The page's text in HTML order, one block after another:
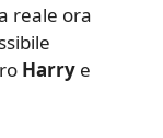
reale ora
Harry e